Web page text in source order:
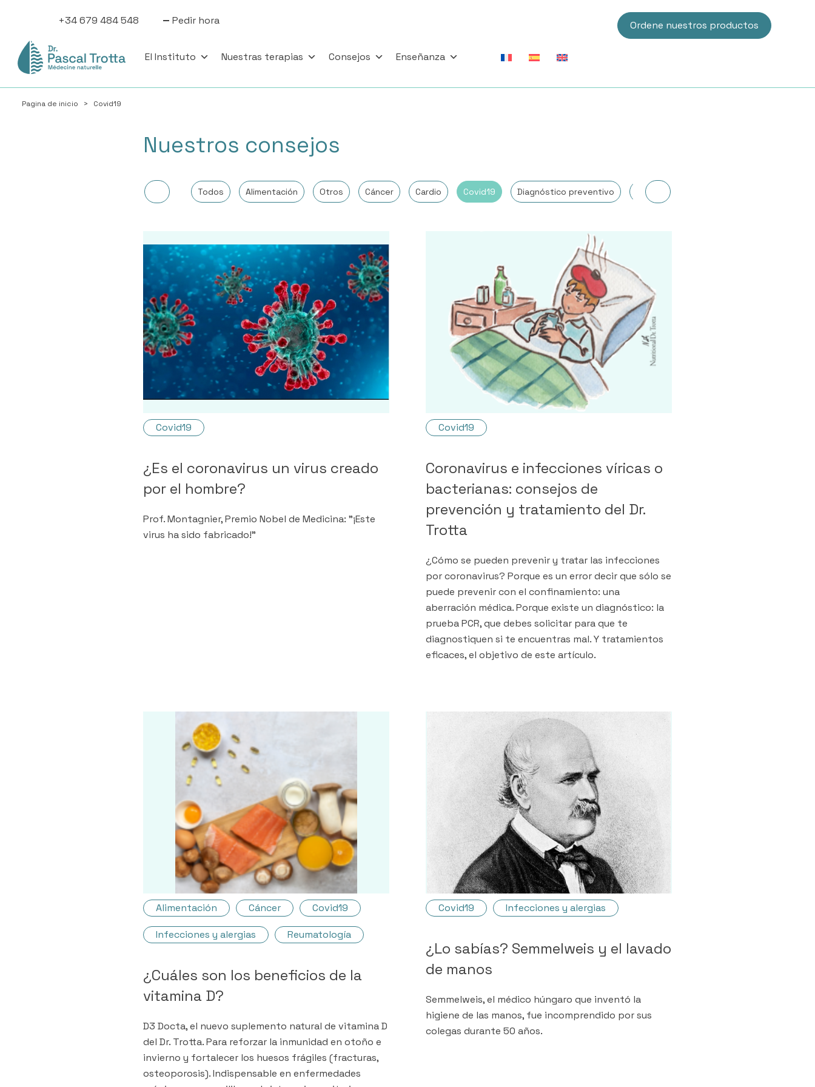
+34 679 484 548 Pedir hora Ordene nuestros productos
El Instituto Nuestras terapias Consejos Enseñanza
Pagina de inicio > Covid19
Nuestros consejos
Todos Alimentación Otros Cáncer Cardio Covid19 Diagnóstico preventivo Digestivo
Covid19
¿Es el coronavirus un virus creado
por el hombre?
Prof. Montagnier, Premio Nobel de Medicina: "¡Este
virus ha sido fabricado!"
Covid19
Coronavirus e infecciones víricas o
bacterianas: consejos de
prevención y tratamiento del Dr.
Trotta
¿Cómo se pueden prevenir y tratar las infecciones
por coronavirus? Porque es un error decir que sólo se
puede prevenir con el confinamiento: una
aberración médica. Porque existe un diagnóstico: la
prueba PCR, que debes solicitar para que te
diagnostiquen si te encuentras mal. Y tratamientos
eficaces, el objetivo de este artículo.
Alimentación Cáncer Covid19
Infecciones y alergias Reumatología
¿Cuáles son los beneficios de la
vitamina D?
D3 Docta, el nuevo suplemento natural de vitamina D
del Dr. Trotta. Para reforzar la inmunidad en otoño e
invierno y fortalecer los huesos frágiles (fracturas,
osteoporosis). Indispensable en enfermedades
Covid19 Infecciones y alergias
¿Lo sabías? Semmelweis y el lavado
de manos
Semmelweis, el médico húngaro que inventó la
higiene de las manos, fue incomprendido por sus
colegas durante 50 años.